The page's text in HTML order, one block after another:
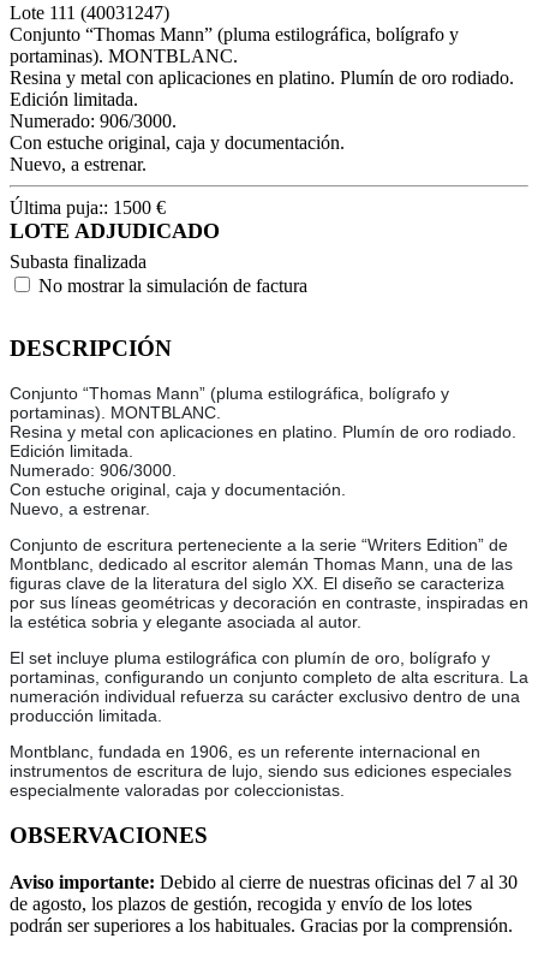
Lote 111 (40031247)
Conjunto “Thomas Mann” (pluma estilográfica, bolígrafo y
portaminas). MONTBLANC.
Resina y metal con aplicaciones en platino. Plumín de oro rodiado.
Edición limitada.
Numerado: 906/3000.
Con estuche original, caja y documentación.
Nuevo, a estrenar.
Última puja:: 1500 €
LOTE ADJUDICADO
Subasta finalizada
No mostrar la simulación de factura
DESCRIPCIÓN
Conjunto “Thomas Mann” (pluma estilográfica, bolígrafo y
portaminas). MONTBLANC.
Resina y metal con aplicaciones en platino. Plumín de oro rodiado.
Edición limitada.
Numerado: 906/3000.
Con estuche original, caja y documentación.
Nuevo, a estrenar.
Conjunto de escritura perteneciente a la serie “Writers Edition” de
Montblanc, dedicado al escritor alemán Thomas Mann, una de las
figuras clave de la literatura del siglo XX. El diseño se caracteriza
por sus líneas geométricas y decoración en contraste, inspiradas en
la estética sobria y elegante asociada al autor.
El set incluye pluma estilográfica con plumín de oro, bolígrafo y
portaminas, configurando un conjunto completo de alta escritura. La
numeración individual refuerza su carácter exclusivo dentro de una
producción limitada.
Montblanc, fundada en 1906, es un referente internacional en
instrumentos de escritura de lujo, siendo sus ediciones especiales
especialmente valoradas por coleccionistas.
OBSERVACIONES
Aviso importante: Debido al cierre de nuestras oficinas del 7 al 30
de agosto, los plazos de gestión, recogida y envío de los lotes
podrán ser superiores a los habituales. Gracias por la comprensión.